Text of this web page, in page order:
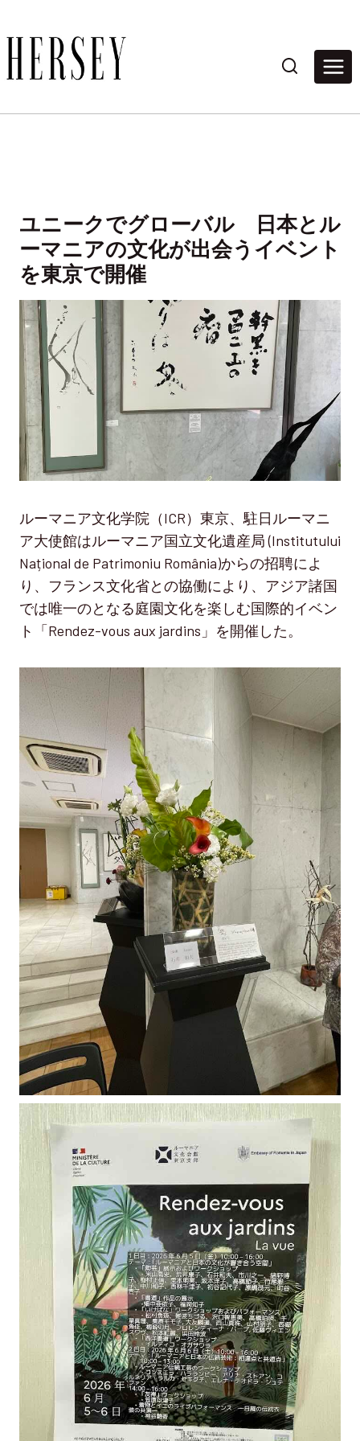
容
を
ス
ユニークでグローバル 日本とル
ーマニアの文化が出会うイベント
を東京で開催
ルーマニア文化学院（ICR）東京、駐日ルーマニ
ア大使館はルーマニア国立文化遺産局 (Institutului
Național de Patrimoniu România)からの招聘によ
り、フランス文化省との協働により、アジア諸国
では唯一のとなる庭園文化を楽しむ国際的イベン
ト「Rendez-vous aux jardins」を開催した。